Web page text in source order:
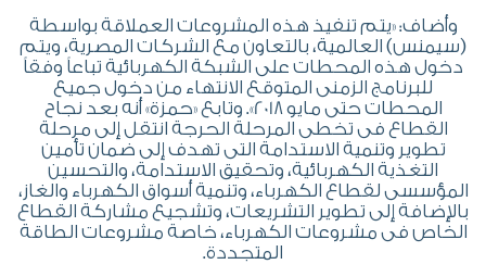
وأضاف: «يتم تنفيذ هذه المشروعات العملاقة بواسطة
(سيمنس) العالمية، بالتعاون مع الشركات المصرية، ويتم
دخول هذه المحطات على الشبكة الكهربائية تباعاً وفقاً
للبرنامج الزمنى المتوقع الانتهاء من دخول جميع
المحطات حتى مايو 2018». وتابع «حمزة» أنه بعد نجاح
القطاع فى تخطى المرحلة الحرجة انتقل إلى مرحلة
تطوير وتنمية الاستدامة التى تهدف إلى ضمان تأمين
التغذية الكهربائية، وتحقيق الاستدامة، والتحسين
المؤسسى لقطاع الكهرباء، وتنمية أسواق الكهرباء والغاز،
بالإضافة إلى تطوير التشريعات، وتشجيع مشاركة القطاع
الخاص فى مشروعات الكهرباء، خاصة مشروعات الطاقة
المتجددة.